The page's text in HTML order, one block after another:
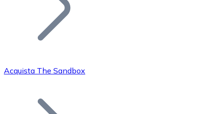
Bitcoin
Acquista The Sandbox